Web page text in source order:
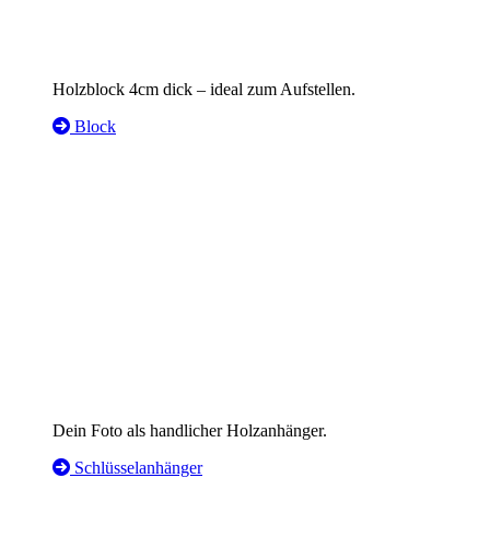
Holzblock 4cm dick – ideal zum Aufstellen.
Block
Dein Foto als handlicher Holzanhänger.
Schlüsselanhänger